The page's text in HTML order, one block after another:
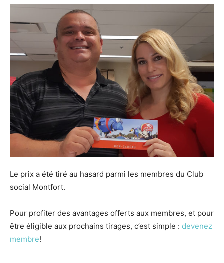
Le prix a été tiré au hasard parmi les membres du Club
social Montfort.
Pour profiter des avantages offerts aux membres, et pour
être éligible aux prochains tirages, c’est simple : devenez
membre!